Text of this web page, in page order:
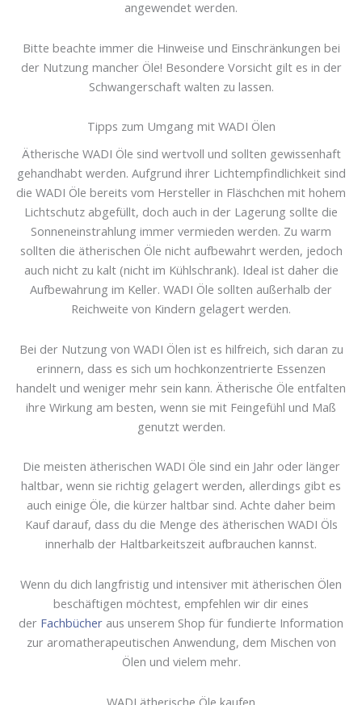
angewendet werden.
Bitte beachte immer die Hinweise und Einschränkungen bei
der Nutzung mancher Öle! Besondere Vorsicht gilt es in der
Schwangerschaft walten zu lassen.
Tipps zum Umgang mit WADI Ölen
Ätherische WADI Öle sind wertvoll und sollten gewissenhaft
gehandhabt werden. Aufgrund ihrer Lichtempfindlichkeit sind
die WADI Öle bereits vom Hersteller in Fläschchen mit hohem
Lichtschutz abgefüllt, doch auch in der Lagerung sollte die
Sonneneinstrahlung immer vermieden werden. Zu warm
sollten die ätherischen Öle nicht aufbewahrt werden, jedoch
auch nicht zu kalt (nicht im Kühlschrank). Ideal ist daher die
Aufbewahrung im Keller. WADI Öle sollten außerhalb der
Reichweite von Kindern gelagert werden.
Bei der Nutzung von WADI Ölen ist es hilfreich, sich daran zu
erinnern, dass es sich um hochkonzentrierte Essenzen
handelt und weniger mehr sein kann. Ätherische Öle entfalten
ihre Wirkung am besten, wenn sie mit Feingefühl und Maß
genutzt werden.
Die meisten ätherischen WADI Öle sind ein Jahr oder länger
haltbar, wenn sie richtig gelagert werden, allerdings gibt es
auch einige Öle, die kürzer haltbar sind. Achte daher beim
Kauf darauf, dass du die Menge des ätherischen WADI Öls
innerhalb der Haltbarkeitszeit aufbrauchen kannst.
Wenn du dich langfristig und intensiver mit ätherischen Ölen
beschäftigen möchtest, empfehlen wir dir eines
der Fachbücher aus unserem Shop für fundierte Information
zur aromatherapeutischen Anwendung, dem Mischen von
Ölen und vielem mehr.
WADI ätherische Öle kaufen